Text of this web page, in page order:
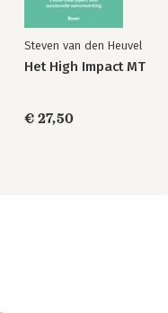
Steven van den Heuvel
Het High Impact MT
€ 27,50